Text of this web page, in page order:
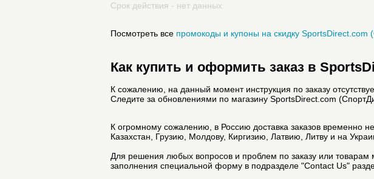
Срок действия - нет данных.
Посмотреть все промокоды и купоны на скидку SportsDirect.com
Как купить и оформить заказ в
К сожалению, на данный момент инструкция по заказу
Следите за обновлениями по магазину SportsDirect.com
К огромному сожалению, в Россию доставка заказов временно
Казахстан, Грузию, Молдову, Киргизию, Латвию, Литву и на
Для решения любых вопросов и проблем по заказу или
заполнения специальной форму в подразделе "Contact Us"